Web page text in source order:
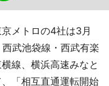
メトロの4社は3月
武池袋線・西武有楽
線、横浜高速みなと
「相互直通運転開始